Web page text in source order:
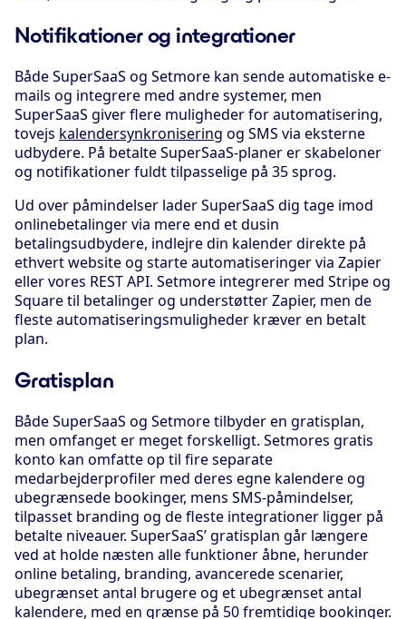
Notifikationer og integrationer
Både SuperSaaS og Setmore kan sende automatiske e-
mails og integrere med andre systemer, men
SuperSaaS giver flere muligheder for automatisering,
tovejs kalendersynkronisering og SMS via eksterne
udbydere. På betalte SuperSaaS-planer er skabeloner
og notifikationer fuldt tilpasselige på 35 sprog.
Ud over påmindelser lader SuperSaaS dig tage imod
onlinebetalinger via mere end et dusin
betalingsudbydere, indlejre din kalender direkte på
ethvert website og starte automatiseringer via Zapier
eller vores REST API. Setmore integrerer med Stripe og
Square til betalinger og understøtter Zapier, men de
fleste automatiseringsmuligheder kræver en betalt
plan.
Gratisplan
Både SuperSaaS og Setmore tilbyder en gratisplan,
men omfanget er meget forskelligt. Setmores gratis
konto kan omfatte op til fire separate
medarbejderprofiler med deres egne kalendere og
ubegrænsede bookinger, mens SMS-påmindelser,
tilpasset branding og de fleste integrationer ligger på
betalte niveauer. SuperSaaS’ gratisplan går længere
ved at holde næsten alle funktioner åbne, herunder
online betaling, branding, avancerede scenarier,
ubegrænset antal brugere og et ubegrænset antal
kalendere, med en grænse på 50 fremtidige bookinger.